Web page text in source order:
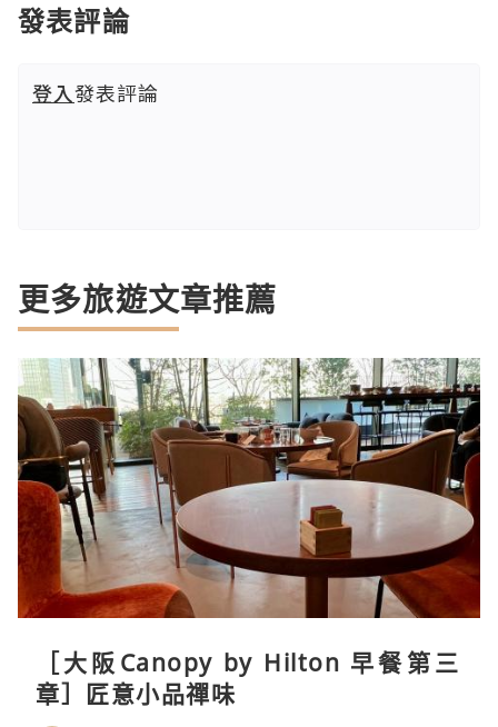
發表評論
登入發表評論
更多旅遊文章推薦
［大阪Canopy by Hilton 早餐第三
章］匠意小品禪味